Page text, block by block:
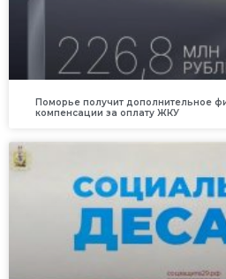
Поморье получит дополнительное
компенсации за оплату ЖКУ